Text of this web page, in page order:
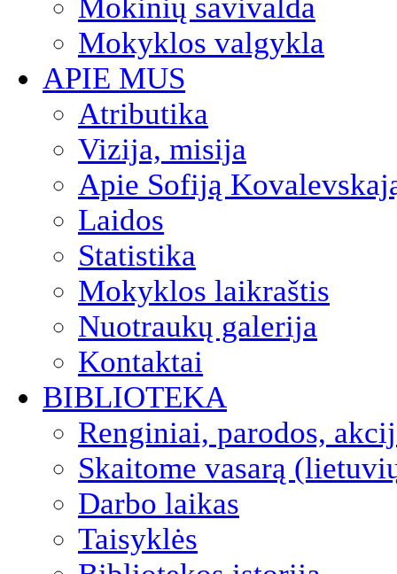
Mokinių savivalda
Mokyklos valgykla
APIE MUS
Atributika
Vizija, misija
Apie Sofiją
Laidos
Statistika
Mokyklos laikraštis
Nuotraukų galerija
Kontaktai
BIBLIOTEKA
Renginiai, parodos,
Skaitome vasarą
Darbo laikas
Taisyklės